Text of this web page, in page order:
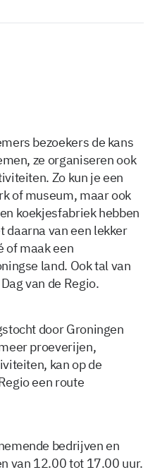
bezoekers de kans
ze organiseren ook
Zo kun je een
of museum, maar ook
koekjesfabriek hebben
daarna van een lekker
of maak een
land. Ook tal van
van de Regio.
door Groningen
proeverijen,
kan op de
een route
bedrijven en
van 12.00 tot 17.00 uur.